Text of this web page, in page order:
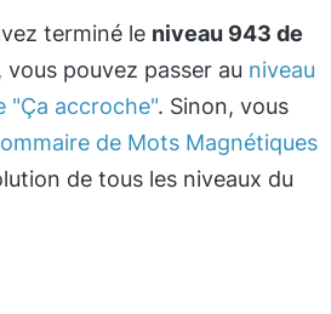
terminé le niveau 943 de
, vous pouvez passer au niveau
"Ça accroche". Sinon, vous
de Mots Magnétiques
de tous les niveaux du